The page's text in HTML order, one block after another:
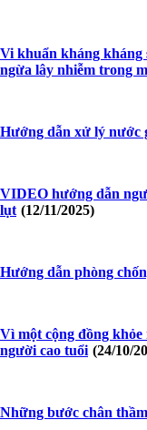
Vi khuẩn kháng kháng
ngừa lây nhiễm trong
Hướng dẫn xử lý nước
VIDEO hướng dẫn
lụt (12/11/2025)
Hướng dẫn phòng
Vì một cộng đồng khỏe
người cao tuổi (24/10/
Những bước chân